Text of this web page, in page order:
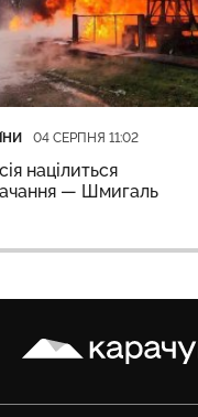
04 СЕРПНЯ 11:02
націлиться
— Шмигаль
Карачун